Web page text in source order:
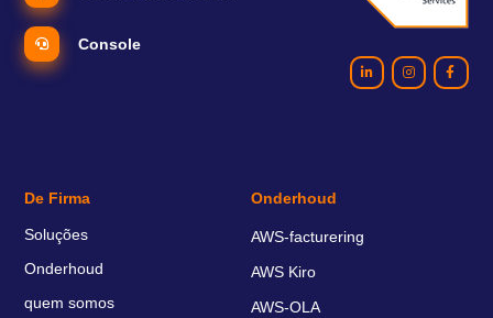
Console
De Firma
Soluções
Onderhoud
quem somos
Onderhoud
AWS-facturering
AWS Kiro
AWS-OLA